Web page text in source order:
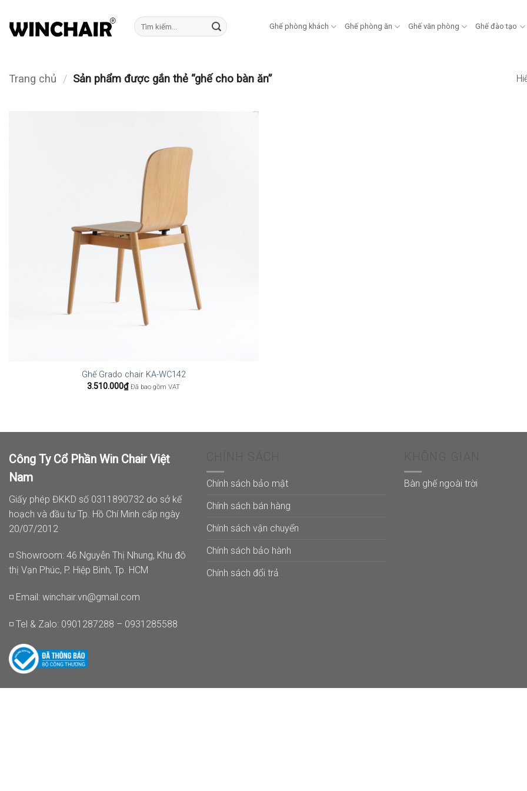
qua
Tìm
kiếm:
Ghế phòng khách Ghế phòng ăn Ghế văn phòng Ghế đào tạo
Trang chủ / Sản phẩm được gắn thẻ “ghế cho bàn ăn”
Ghế Grado chair KA-WC142
3.510.000₫ Đã bao gồm VAT
Công Ty Cổ Phần Win Chair Việt
Nam
Giấy phép ĐKKD số 0311890732 do sở kế
hoạch và đầu tư Tp. Hồ Chí Minh cấp ngày
20/07/2012
◽ Showroom: 46 Nguyễn Thị Nhung, Khu đô
thị Vạn Phúc, P. Hiệp Bình, Tp. HCM
◽ Email: winchair.vn@gmail.com
◽ Tel & Zalo: 0901287288 – 0931285588
Chính sách bảo mật
Chính sách bán hàng
Chính sách vận chuyển
Chính sách bảo hành
Chính sách đổi trả
Bàn ghế ngoài trời